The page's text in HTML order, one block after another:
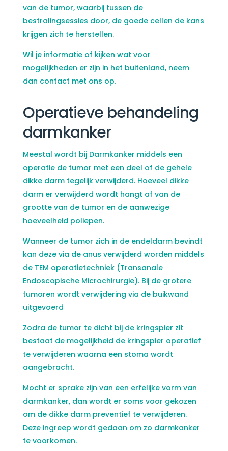
van de tumor, waarbij tussen de
bestralingsessies door, de goede cellen de kans
krijgen zich te herstellen.
Wil je informatie of kijken wat voor
mogelijkheden er zijn in het buitenland, neem
dan contact met ons op.
Operatieve behandeling
darmkanker
Meestal wordt bij Darmkanker middels een
operatie de tumor met een deel of de gehele
dikke darm tegelijk verwijderd. Hoeveel dikke
darm er verwijderd wordt hangt af van de
grootte van de tumor en de aanwezige
hoeveelheid poliepen.
Wanneer de tumor zich in de endeldarm bevindt
kan deze via de anus verwijderd worden middels
de TEM operatietechniek (Transanale
Endoscopische Microchirurgie). Bij de grotere
tumoren wordt verwijdering via de buikwand
uitgevoerd
Zodra de tumor te dicht bij de kringspier zit
bestaat de mogelijkheid de kringspier operatief
te verwijderen waarna een stoma wordt
aangebracht.
Mocht er sprake zijn van een erfelijke vorm van
darmkanker, dan wordt er soms voor gekozen
om de dikke darm preventief te verwijderen.
Deze ingreep wordt gedaan om zo darmkanker
te voorkomen.